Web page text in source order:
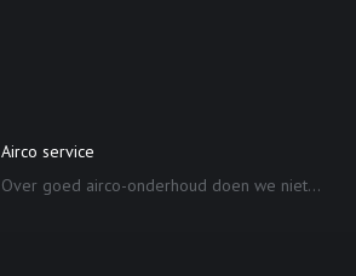
Airco service
Over goed airco-onderhoud doen we niet...